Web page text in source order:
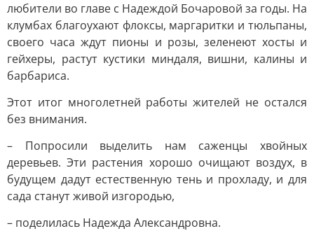
любители во главе с Надеждой Бочаровой за годы. На
клумбах благоухают флоксы, маргаритки и тюльпаны,
своего часа ждут пионы и розы, зеленеют хосты и
гейхеры, растут кустики миндаля, вишни, калины и
барбариса.
Этот итог многолетней работы жителей не остался
без внимания.
– Попросили выделить нам саженцы хвойных
деревьев. Эти растения хорошо очищают воздух, в
будущем дадут естественную тень и прохладу, и для
сада станут живой изгородью,
– поделилась Надежда Александровна.